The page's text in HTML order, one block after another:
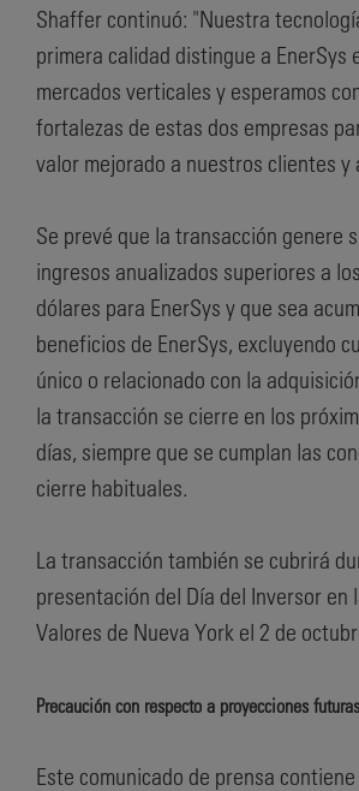
Shaffer continuó: "Nuestra
primera calidad distingue a EnerSys
mercados verticales y esperamos
fortalezas de estas dos empresas
valor mejorado a nuestros clientes y
Se prevé que la transacción genere
ingresos anualizados superiores a
dólares para EnerSys y que sea
beneficios de EnerSys, excluyendo
único o relacionado con la
la transacción se cierre en los
días, siempre que se cumplan las
cierre habituales.
La transacción también se cubrirá
presentación del Día del Inversor en
Valores de Nueva York el 2 de
Precaución con respecto a proyecciones futuras
Este comunicado de prensa